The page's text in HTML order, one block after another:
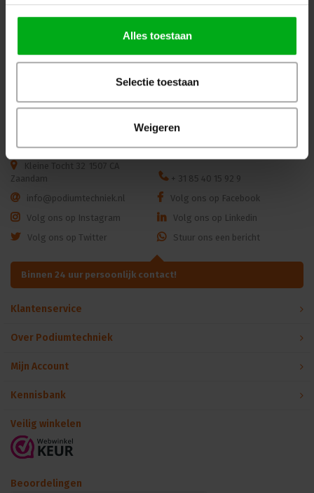
Alles toestaan
Selectie toestaan
Weigeren
| transparant | 2,5 of 3m |
Login voor prijzen
Profielspot LED Movinghead
CMY | 29dB(A) | 18 gobo's
|4.4° - 60° | 18kg | CRI ≥92 -
≥70
Dé specialist podiumtechniek; van schets naar uitvoering
Kleine Tocht 32
1507 CA
Zaandam
+ 31 85 40 15 92 9
info@podiumtechniek.nl
Volg ons op Facebook
Volg ons op Instagram
Volg ons op Linkedin
Volg ons op Twitter
Stuur ons een bericht
Binnen 24 uur persoonlijk contact!
Klantenservice
Over Podiumtechniek
Mijn Account
Kennisbank
Veilig winkelen
Beoordelingen